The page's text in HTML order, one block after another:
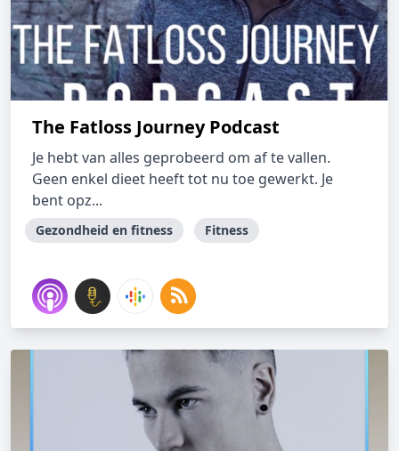
The Fatloss Journey Podcast
Je hebt van alles geprobeerd om af te vallen.
Geen enkel dieet heeft tot nu toe gewerkt. Je
bent opz...
Gezondheid en fitness Fitness